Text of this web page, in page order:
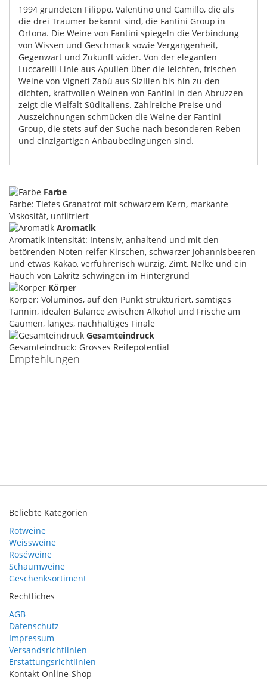
1994 gründeten Filippo, Valentino und Camillo, die als
die drei Träumer bekannt sind, die Fantini Group in
Ortona. Die Weine von Fantini spiegeln die Verbindung
von Wissen und Geschmack sowie Vergangenheit,
Gegenwart und Zukunft wider. Von der eleganten
Luccarelli-Linie aus Apulien über die leichten, frischen
Weine von Vigneti Zabù aus Sizilien bis hin zu den
dichten, kraftvollen Weinen von Fantini in den Abruzzen
zeigt die Vielfalt Süditaliens. Zahlreiche Preise und
Auszeichnungen schmücken die Weine der Fantini
Group, die stets auf der Suche nach besonderen Reben
und einzigartigen Anbaubedingungen sind.
Farbe
Farbe: Tiefes Granatrot mit schwarzem Kern, markante
Viskosität, unfiltriert
Aromatik
Aromatik Intensität: Intensiv, anhaltend und mit den
betörenden Noten reifer Kirschen, schwarzer Johannisbeeren
und etwas Kakao, verführerisch würzig, Zimt, Nelke und ein
Hauch von Lakritz schwingen im Hintergrund
Körper
Körper: Voluminös, auf den Punkt strukturiert, samtiges
Tannin, idealen Balance zwischen Alkohol und Frische am
Gaumen, langes, nachhaltiges Finale
Gesamteindruck
Gesamteindruck: Grosses Reifepotential
Empfehlungen
Beliebte Kategorien
Rotweine
Weissweine
Roséweine
Schaumweine
Geschenksortiment
Rechtliches
AGB
Datenschutz
Impressum
Versandsrichtlinien
Erstattungsrichtlinien
Kontakt Online-Shop